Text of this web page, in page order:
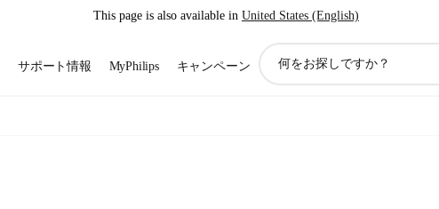
This page is also available in United States (English)
サポート情報 MyPhilips キャンペーン